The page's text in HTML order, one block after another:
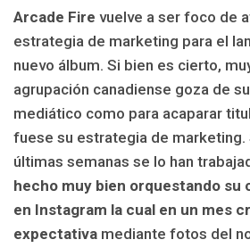
Arcade Fire vuelve a ser foco de
estrategia de marketing para el
nuevo álbum. Si bien es cierto,
agrupación canadiense goza de
mediático como para acaparar
fuese su estrategia de marketing.
últimas semanas se lo han
hecho muy bien orquestando su
en Instagram la cual en un mes
expectativa mediante fotos del